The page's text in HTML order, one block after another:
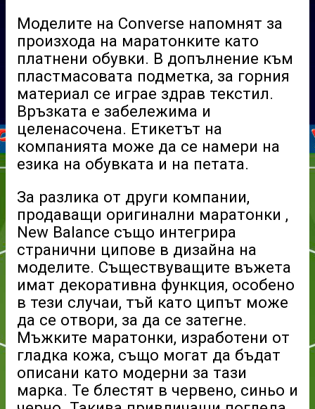
Моделите на Converse напомнят за
произхода на маратонките като
платнени обувки. В допълнение към
пластмасовата подметка, за горния
материал се играе здрав текстил.
Връзката е забележима и
целенасочена. Етикетът на
компанията може да се намери на
езика на обувката и на петата.
За разлика от други компании,
продаващи оригинални маратонки ,
New Balance също интегрира
странични ципове в дизайна на
моделите. Съществуващите въжета
имат декоративна функция, особено
в тези случаи, тъй като ципът може
да се отвори, за да се затегне.
Мъжките маратонки, изработени от
гладка кожа, също могат да бъдат
описани като модерни за тази
марка. Те блестят в червено, синьо и